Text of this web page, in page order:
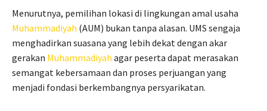
Menurutnya, pemilihan lokasi di lingkungan amal usaha
Muhammadiyah (AUM) bukan tanpa alasan. UMS sengaja
menghadirkan suasana yang lebih dekat dengan akar
gerakan Muhammadiyah agar peserta dapat merasakan
semangat kebersamaan dan proses perjuangan yang
menjadi fondasi berkembangnya persyarikatan.